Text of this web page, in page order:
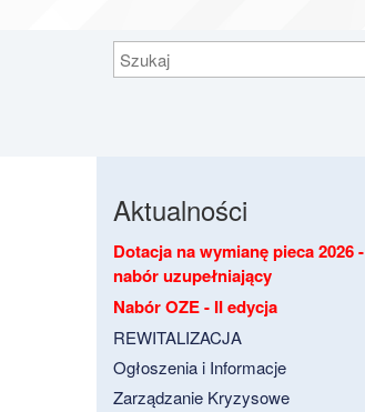
Szukaj
Aktualności
Dotacja na wymianę pieca 2026 -
nabór uzupełniający
Nabór OZE - II edycja
REWITALIZACJA
Ogłoszenia i Informacje
Zarządzanie Kryzysowe